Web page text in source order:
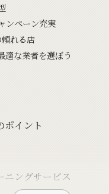
ンペーン充実
れる店
適な業者を選ぼう
ポイント
ニングサービス